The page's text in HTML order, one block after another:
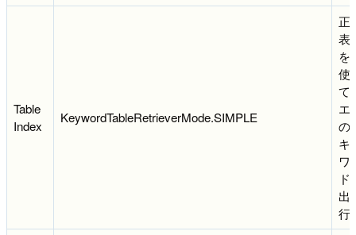
Table
Index
KeywordTableRetrieverMode.SIMPLE
正
表
を
使
て
エ
の
キ
ワ
ド
出
行